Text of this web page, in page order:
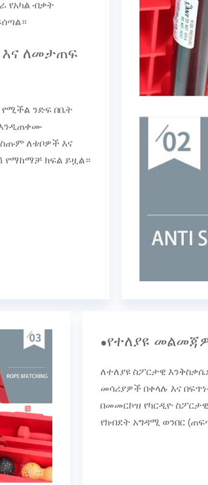
የአካል ብቃት
ለመታጠፍ
ንድፍ በቤት
ለቱቦዎች እና
የማከማቻ ክፍል ይዟል።
●የተለያዩ
ለተለያዩ ስፖርታዊ
መሳሪያዎች በቀላሉ እና
በመመርኮዝ የካርዲዮ
የክብደት አግዳሚ ወንበር